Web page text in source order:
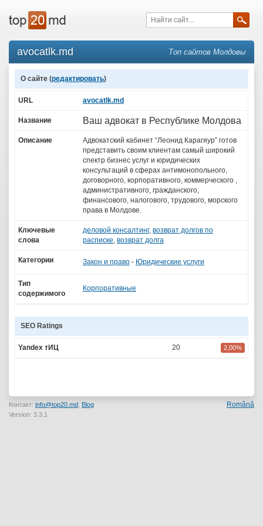
avocatlk.md Топ сайтов Молдовы
О сайте (редактировать)
URL avocatlk.md
Название Ваш адвокат в Республике Молдова
Описание
Адвокатский кабинет “Леонид Карагяур” готов
представить своим клиентам самый широкий
спектр бизнес услуг и юридических
консультаций в сферах антимонопольного,
договорного, корпоративного, коммерческого ,
административного, гражданского,
финансового, налогового, трудового, морского
права в Молдове.
Ключевые
слова
деловой консалтинг, возврат долгов по
расписке, возврат долга
Категории Закон и право - Юридические услуги
Тип
содержимого
Корпоративные
SEO Ratings
Yandex тИЦ 20 2,00%
Контакт: info@top20.md Blog
Version: 3.3.1
Română